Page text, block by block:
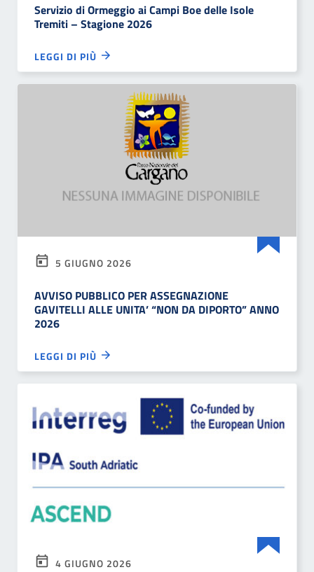
Servizio di Ormeggio ai Campi Boe delle Isole
Tremiti – Stagione 2026
LEGGI DI PIÙ
5 GIUGNO 2026
AVVISO PUBBLICO PER ASSEGNAZIONE
GAVITELLI ALLE UNITA’ “NON DA DIPORTO” ANNO
2026
LEGGI DI PIÙ
4 GIUGNO 2026